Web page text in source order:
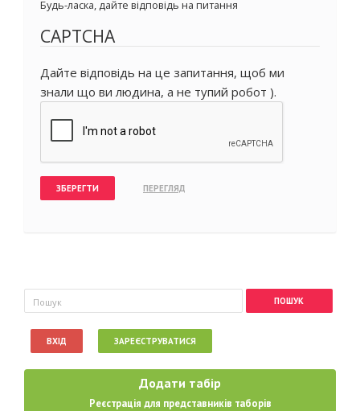
Будь-ласка, дайте відповідь на питання
CAPTCHA
Дайте відповідь на це запитання, щоб ми
знали що ви людина, а не тупий робот ).
Пошукова форма
Пошук
ВХІД ЗАРЕЄСТРУВАТИСЯ
Додати табір
Реєстрація для представників таборів